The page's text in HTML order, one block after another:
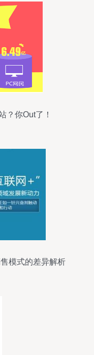
？你Out了！
模式的差异解析